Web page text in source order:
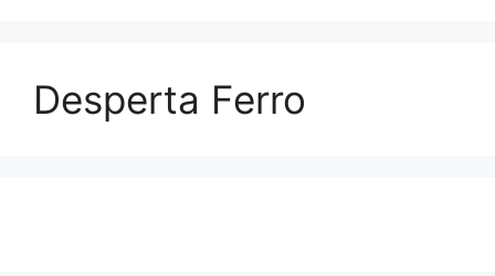
Desperta Ferro